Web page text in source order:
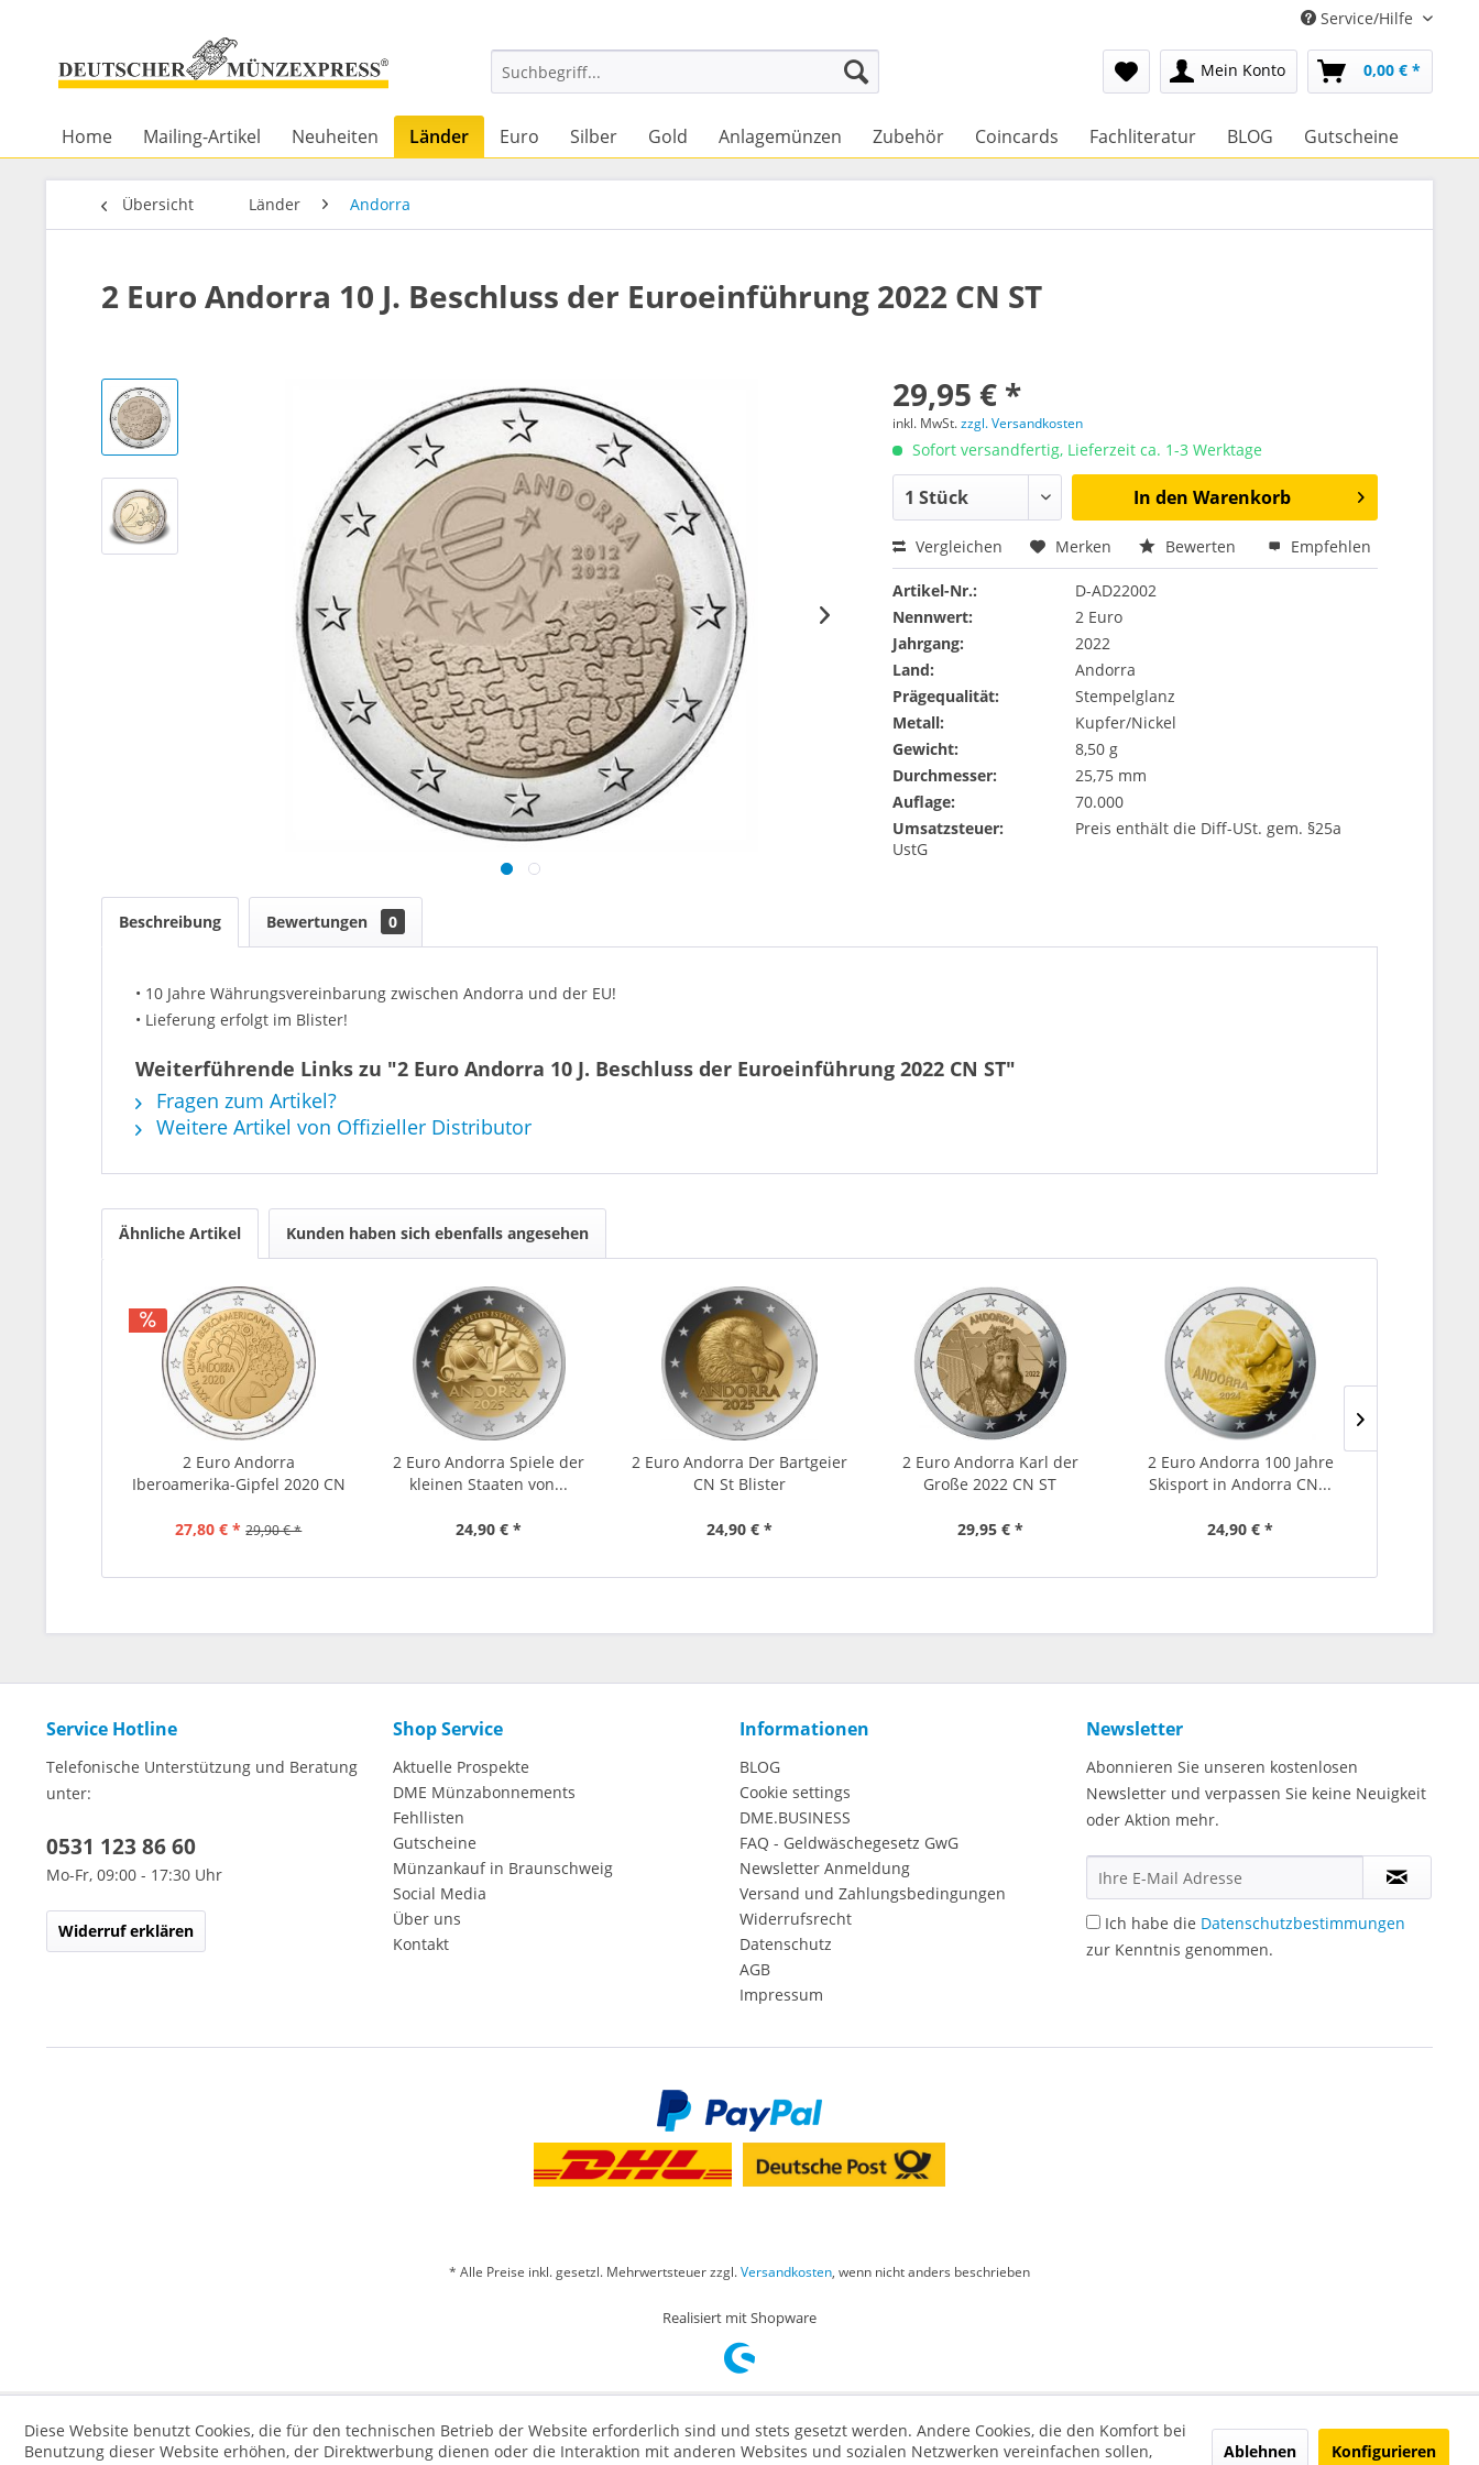
Service/Hilfe
Mein Konto 0,00 € *
Home Mailing-Artikel Neuheiten Länder Euro Silber Gold Anlagemünzen Zubehör Coincards Fachliteratur BLOG Gutscheine
Übersicht Länder Andorra
2 Euro Andorra 10 J. Beschluss der Euroeinführung 2022 CN ST
29,95 € *
inkl. MwSt.zzgl. Versandkosten
Sofort versandfertig, Lieferzeit ca. 1-3 Werktage
In den Warenkorb
Vergleichen Merken Bewerten Empfehlen
Artikel-Nr.:
D-AD22002
Nennwert:
2 Euro
Jahrgang:
2022
Land:
Andorra
Prägequalität:
Stempelglanz
Metall:
Kupfer/Nickel
Gewicht:
8,50 g
Durchmesser:
25,75 mm
Auflage:
70.000
Umsatzsteuer:
Preis enthält die Diff-USt. gem. §25a
UstG
Beschreibung Bewertungen 0
• 10 Jahre Währungsvereinbarung zwischen Andorra und der EU!
• Lieferung erfolgt im Blister!
Weiterführende Links zu "2 Euro Andorra 10 J. Beschluss der Euroeinführung 2022 CN ST"
Fragen zum Artikel?
Weitere Artikel von Offizieller Distributor
Ähnliche Artikel Kunden haben sich ebenfalls angesehen
2 Euro Andorra
Iberoamerika-Gipfel 2020 CN
27,80 € * 29,90 € *
2 Euro Andorra Spiele der
kleinen Staaten von...
24,90 € *
2 Euro Andorra Der Bartgeier
CN St Blister
24,90 € *
2 Euro Andorra Karl der
Große 2022 CN ST
29,95 € *
2 Euro Andorra 100 Jahre
Skisport in Andorra CN...
24,90 € *
Service Hotline
Telefonische Unterstützung und Beratung
unter:
0531 123 86 60
Mo-Fr, 09:00 - 17:30 Uhr
Widerruf erklären
Shop Service
Aktuelle Prospekte
DME Münzabonnements
Fehllisten
Gutscheine
Münzankauf in Braunschweig
Social Media
Über uns
Kontakt
Informationen
BLOG
Cookie settings
DME.BUSINESS
FAQ - Geldwäschegesetz GwG
Newsletter Anmeldung
Versand und Zahlungsbedingungen
Widerrufsrecht
Datenschutz
AGB
Impressum
Newsletter
Abonnieren Sie unseren kostenlosen
Newsletter und verpassen Sie keine Neuigkeit
oder Aktion mehr.
Ich habe die Datenschutzbestimmungen
zur Kenntnis genommen.
* Alle Preise inkl. gesetzl. Mehrwertsteuer zzgl.Versandkosten, wenn nicht anders beschrieben
Realisiert mit Shopware
Diese Website benutzt Cookies, die für den technischen Betrieb der Website erforderlich sind und stets gesetzt werden. Andere Cookies, die den Komfort bei
Benutzung dieser Website erhöhen, der Direktwerbung dienen oder die Interaktion mit anderen Websites und sozialen Netzwerken vereinfachen sollen,
Ablehnen Konfigurieren